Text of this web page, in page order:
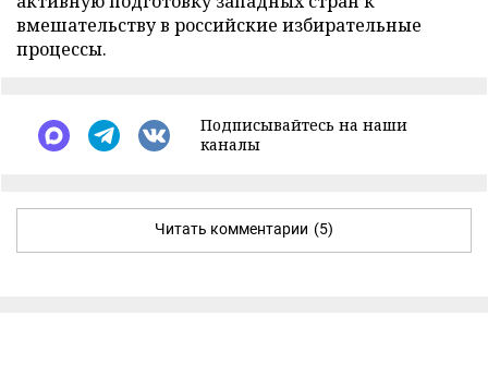
вмешательству в российские избирательные
процессы.
Подписывайтесь на наши
каналы
Читать комментарии (5)